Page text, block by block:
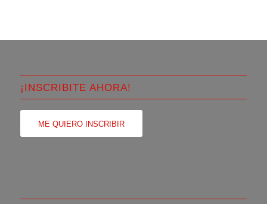
¡INSCRIBITE AHORA!
ME QUIERO INSCRIBIR